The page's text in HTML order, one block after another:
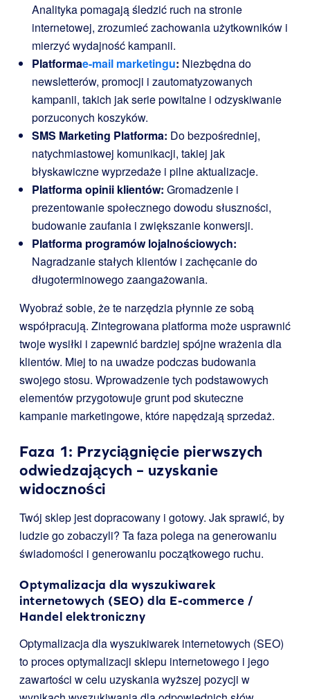
Analityka pomagają śledzić ruch na stronie
internetowej, zrozumieć zachowania użytkowników i
mierzyć wydajność kampanii.
Platformae-mail marketingu: Niezbędna do
newsletterów, promocji i zautomatyzowanych
kampanii, takich jak serie powitalne i odzyskiwanie
porzuconych koszyków.
SMS Marketing Platforma: Do bezpośredniej,
natychmiastowej komunikacji, takiej jak
błyskawiczne wyprzedaże i pilne aktualizacje.
Platforma opinii klientów: Gromadzenie i
prezentowanie społecznego dowodu słuszności,
budowanie zaufania i zwiększanie konwersji.
Platforma programów lojalnościowych:
Nagradzanie stałych klientów i zachęcanie do
długoterminowego zaangażowania.
Wyobraź sobie, że te narzędzia płynnie ze sobą
współpracują. Zintegrowana platforma może usprawnić
twoje wysiłki i zapewnić bardziej spójne wrażenia dla
klientów. Miej to na uwadze podczas budowania
swojego stosu. Wprowadzenie tych podstawowych
elementów przygotowuje grunt pod skuteczne
kampanie marketingowe, które napędzają sprzedaż.
Faza 1: Przyciągnięcie pierwszych
odwiedzających – uzyskanie
widoczności
Twój sklep jest dopracowany i gotowy. Jak sprawić, by
ludzie go zobaczyli? Ta faza polega na generowaniu
świadomości i generowaniu początkowego ruchu.
Optymalizacja dla wyszukiwarek
internetowych (SEO) dla E-commerce /
Handel elektroniczny
Optymalizacja dla wyszukiwarek internetowych (SEO)
to proces optymalizacji sklepu internetowego i jego
zawartości w celu uzyskania wyższej pozycji w